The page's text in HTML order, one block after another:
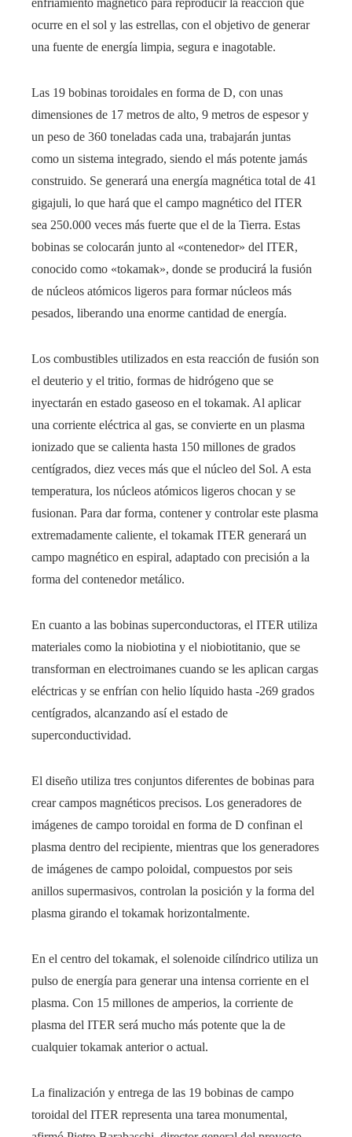
enfriamiento magnético para reproducir la reacción que
ocurre en el sol y las estrellas, con el objetivo de generar
una fuente de energía limpia, segura e inagotable.
Las 19 bobinas toroidales en forma de D, con unas
dimensiones de 17 metros de alto, 9 metros de espesor y
un peso de 360 ​​toneladas cada una, trabajarán juntas
como un sistema integrado, siendo el más potente jamás
construido. Se generará una energía magnética total de 41
gigajuli, lo que hará que el campo magnético del ITER
sea 250.000 veces más fuerte que el de la Tierra. Estas
bobinas se colocarán junto al «contenedor» del ITER,
conocido como «tokamak», donde se producirá la fusión
de núcleos atómicos ligeros para formar núcleos más
pesados, liberando una enorme cantidad de energía.
Los combustibles utilizados en esta reacción de fusión son
el deuterio y el tritio, formas de hidrógeno que se
inyectarán en estado gaseoso en el tokamak. Al aplicar
una corriente eléctrica al gas, se convierte en un plasma
ionizado que se calienta hasta 150 millones de grados
centígrados, diez veces más que el núcleo del Sol. A esta
temperatura, los núcleos atómicos ligeros chocan y se
fusionan. Para dar forma, contener y controlar este plasma
extremadamente caliente, el tokamak ITER generará un
campo magnético en espiral, adaptado con precisión a la
forma del contenedor metálico.
En cuanto a las bobinas superconductoras, el ITER utiliza
materiales como la niobiotina y el niobiotitanio, que se
transforman en electroimanes cuando se les aplican cargas
eléctricas y se enfrían con helio líquido hasta -269 grados
centígrados, alcanzando así el estado de
superconductividad.
El diseño utiliza tres conjuntos diferentes de bobinas para
crear campos magnéticos precisos. Los generadores de
imágenes de campo toroidal en forma de D confinan el
plasma dentro del recipiente, mientras que los generadores
de imágenes de campo poloidal, compuestos por seis
anillos supermasivos, controlan la posición y la forma del
plasma girando el tokamak horizontalmente.
En el centro del tokamak, el solenoide cilíndrico utiliza un
pulso de energía para generar una intensa corriente en el
plasma. Con 15 millones de amperios, la corriente de
plasma del ITER será mucho más potente que la de
cualquier tokamak anterior o actual.
La finalización y entrega de las 19 bobinas de campo
toroidal del ITER representa una tarea monumental,